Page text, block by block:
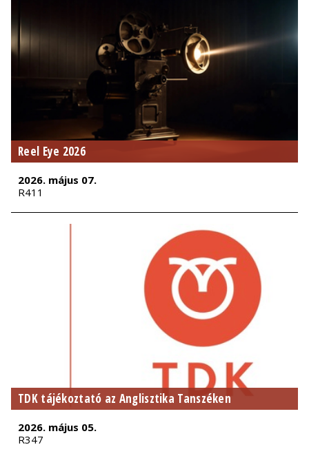
Reel Eye 2026
2026. május 07.
R411
TDK tájékoztató az Anglisztika Tanszéken
2026. május 05.
R347